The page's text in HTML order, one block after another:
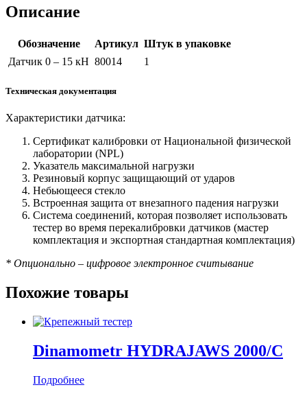
Описание
Обозначение Артикул Штук в упаковке
Датчик 0 – 15 кН 80014 1
Техническая документация
Характеристики датчика:
Сертификат калибровки от Национальной физической
лаборатории (NPL)
Указатель максимальной нагрузки
Резиновый корпус защищающий от ударов
Небьющееся стекло
Встроенная защита от внезапного падения нагрузки
Система соединений, которая позволяет использовать
тестер во время перекалибровки датчиков (мастер
комплектация и экспортная стандартная комплектация)
* Опционально – цифровое электронное считывание
Похожие товары
Dinamometr HYDRAJAWS 2000/C
Подробнее